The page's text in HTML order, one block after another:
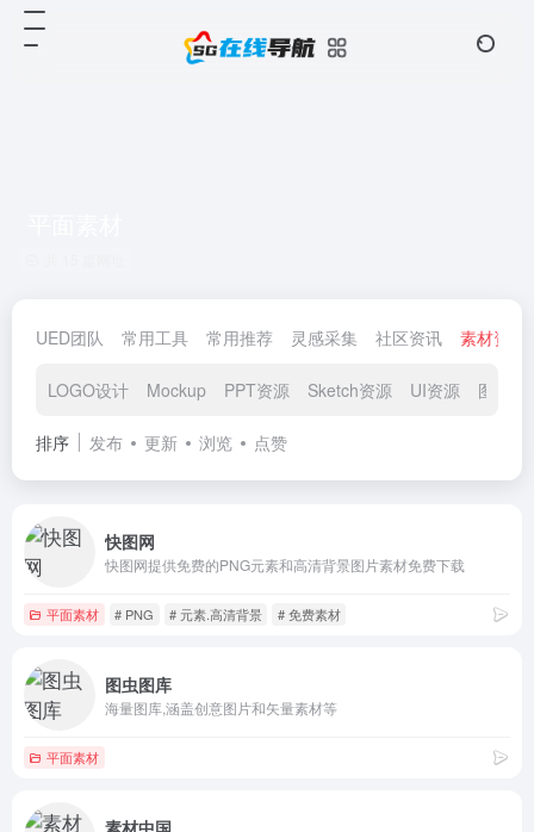
UED团队 常用工具 常用推荐 灵感采集 社区资讯 素材资源
LOGO设计 Mockup PPT资源 Sketch资源 UI资源 图标素
排序 发布 更新 浏览 点赞
快图网
快图网提供免费的PNG元素和高清背景图片素材免费下载
平面素材 # PNG # 元素.高清背景 # 免费素材
图虫图库
海量图库,涵盖创意图片和矢量素材等
平面素材
素材中国